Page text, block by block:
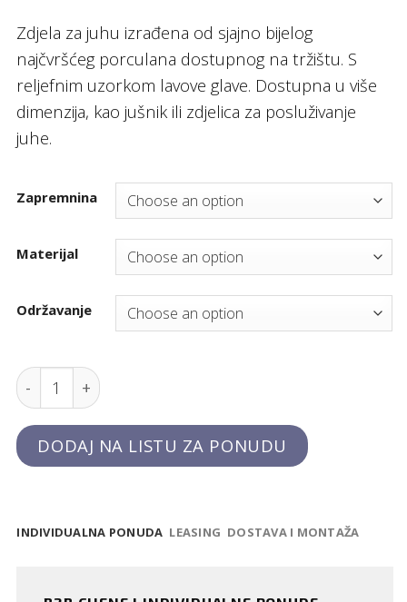
Zdjela za juhu izrađena od sjajno bijelog
najčvršćeg porculana dostupnog na tržištu. S
reljefnim uzorkom lavove glave. Dostupna u više
dimenzija, kao jušnik ili zdjelica za posluživanje
juhe.
Zapremnina
Materijal
Održavanje
Zdjela za juhu "Lionhead" quantity
DODAJ NA LISTU ZA PONUDU
INDIVIDUALNA PONUDA LEASING DOSTAVA I MONTAŽA